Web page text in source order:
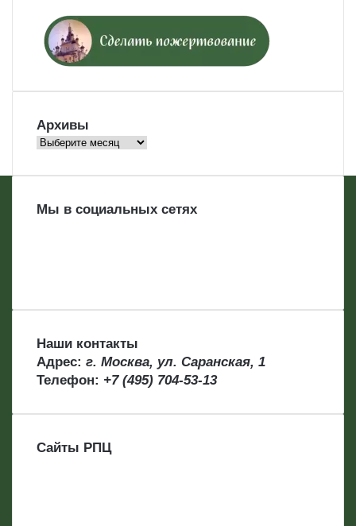
Архивы
Архивы
Мы в социальных сетях
Наши контакты
Адрес: г. Москва, ул. Саранская, 1
Телефон: +7 (495) 704-53-13
Сайты РПЦ